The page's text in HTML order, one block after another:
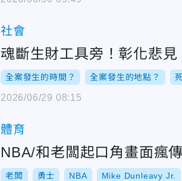
社會
魂斷生財工具旁！彰化悲
全案發生的時間？ 全案發生的地點？
2026/06/29 08:15
體育
NBA/和老闆起口角畫面瘋
老闆 勇士 NBA Mike Dunleavy Jr.